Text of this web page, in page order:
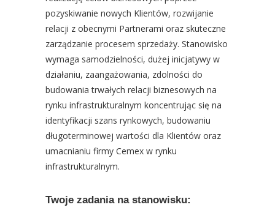
pozyskiwanie nowych Klientów, rozwijanie
relacji z obecnymi Partnerami oraz skuteczne
zarządzanie procesem sprzedaży. Stanowisko
wymaga samodzielności, dużej inicjatywy w
działaniu, zaangażowania, zdolności do
budowania trwałych relacji biznesowych na
rynku infrastrukturalnym koncentrując się na
identyfikacji szans rynkowych, budowaniu
długoterminowej wartości dla Klientów oraz
umacnianiu firmy Cemex w rynku
infrastrukturalnym.
Twoje zadania na stanowisku: